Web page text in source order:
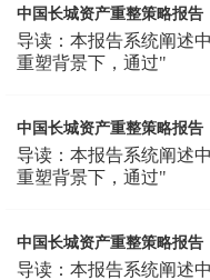
中国长城资产重整策略报告
导读：本报告系统阐述
重塑背景下，通过"
中国长城资产重整策略报告
导读：本报告系统阐述
重塑背景下，通过"
中国长城资产重整策略报告
导读：本报告系统阐述